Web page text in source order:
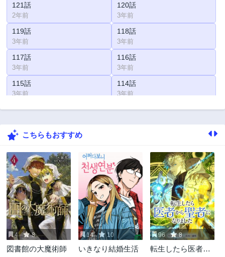
121話
2年前
120話
3年前
119話
3年前
118話
3年前
117話
3年前
116話
3年前
115話
3年前
114話
3年前
113話 112話
111話
109話
3年前
108話
3年前
107話
3年前
106話
3年前
105話
3年前
104話
3年前
103話
3年前
102話
3年前
こちらもおすすめ
4 8
図書館の大魔術師
14 10
いきなり結婚生活
96 8
転生したら医者か